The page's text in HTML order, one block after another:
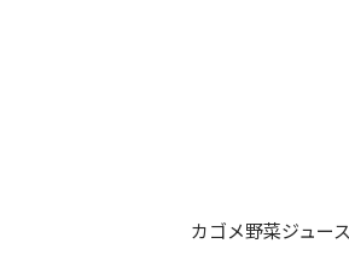
カゴメ野菜ジュース